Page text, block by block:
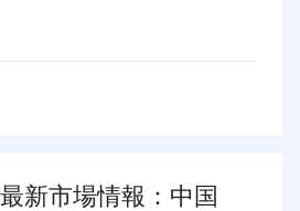
新市場情報：中国